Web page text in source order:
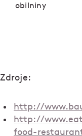
obilniny
Zdroje:
http://
http://
food-